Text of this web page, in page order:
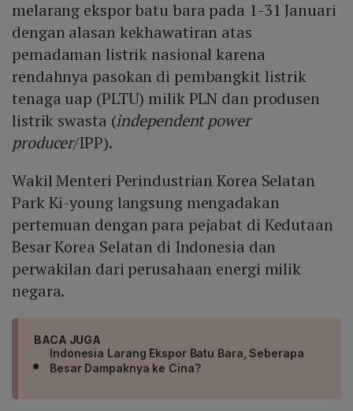
melarang ekspor batu bara pada 1-31 Januari
dengan alasan kekhawatiran atas
pemadaman listrik nasional karena
rendahnya pasokan di pembangkit listrik
tenaga uap (PLTU) milik PLN dan produsen
listrik swasta (independent power
producer/IPP).
Wakil Menteri Perindustrian Korea Selatan
Park Ki-young langsung mengadakan
pertemuan dengan para pejabat di Kedutaan
Besar Korea Selatan di Indonesia dan
perwakilan dari perusahaan energi milik
negara.
BACA JUGA
Indonesia Larang Ekspor Batu Bara, Seberapa
Besar Dampaknya ke Cina?